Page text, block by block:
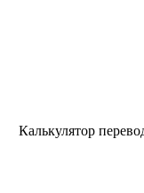
Калькулятор